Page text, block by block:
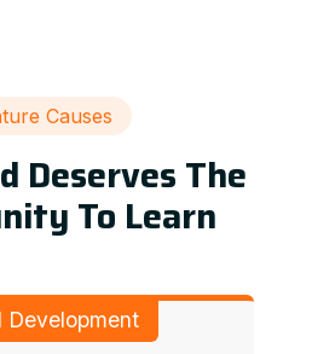
Causes
Deserves The
To Learn
Development